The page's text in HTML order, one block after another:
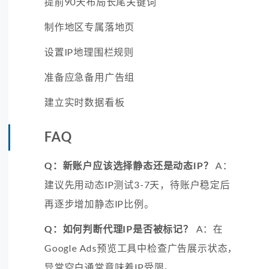
提前90天布局长尾关键词
制作地区专属落地页
设置IP地理围栏规则
准备应急备用广告组
建立实时数据看板
FAQ
Q：新账户应该选择静态还是动态IP？
A：
建议先用动态IP测试3-7天，待账户稳定后
再逐步增加静态IP比例。
Q：如何判断代理IP是否被标记？
A：在
Google Ads预览工具中检查广告展示状态，